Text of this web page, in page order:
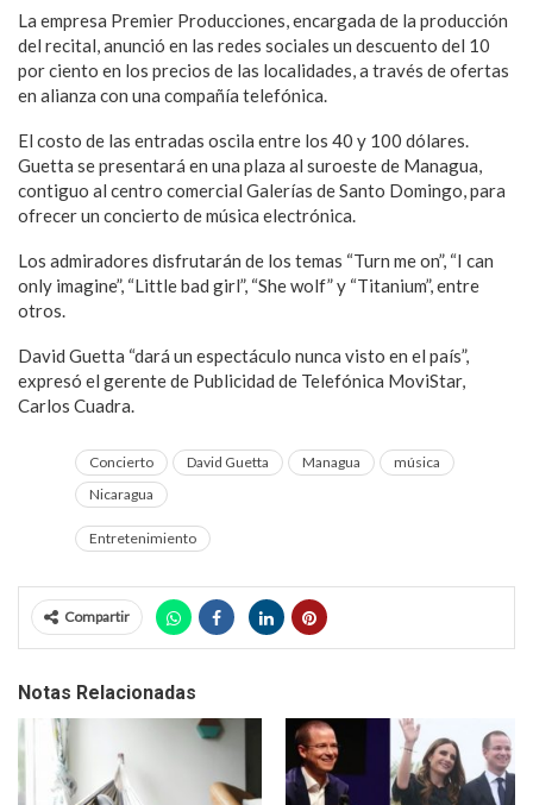
La empresa Premier Producciones, encargada de la producción
del recital, anunció en las redes sociales un descuento del 10
por ciento en los precios de las localidades, a través de ofertas
en alianza con una compañía telefónica.
El costo de las entradas oscila entre los 40 y 100 dólares.
Guetta se presentará en una plaza al suroeste de Managua,
contiguo al centro comercial Galerías de Santo Domingo, para
ofrecer un concierto de música electrónica.
Los admiradores disfrutarán de los temas “Turn me on”, “I can
only imagine”, “Little bad girl”, “She wolf” y “Titanium”, entre
otros.
David Guetta “dará un espectáculo nunca visto en el país”,
expresó el gerente de Publicidad de Telefónica MoviStar,
Carlos Cuadra.
Concierto David Guetta Managua
música
Nicaragua
Entretenimiento
Compartir
Notas Relacionadas